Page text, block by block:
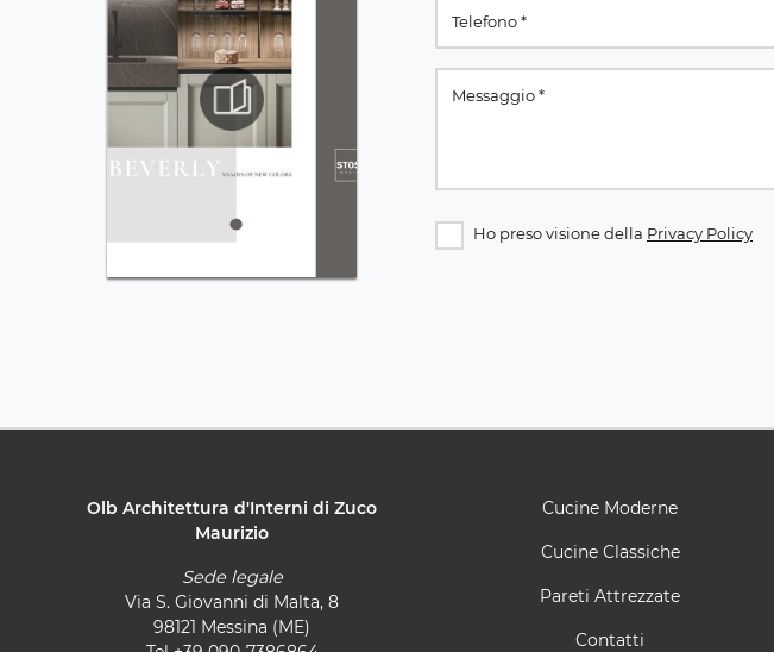
Ho preso visione della Privacy Policy
Olb Architettura d'Interni di Zuco
Maurizio
Sede legale
Via S. Giovanni di Malta, 8
98121 Messina (ME)
Cucine Moderne
Cucine Classiche
Pareti Attrezzate
Contatti